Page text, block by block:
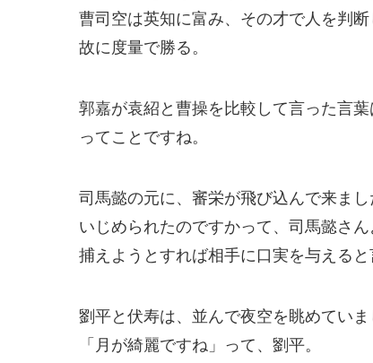
曹司空は英知に富み、その才で人を判断
故に度量で勝る。
郭嘉が袁紹と曹操を比較して言った言
ってことですね。
司馬懿の元に、審栄が飛び込んで来まし
いじめられたのですかって、司馬懿さん
捕えようとすれば相手に口実を与える
劉平と伏寿は、並んで夜空を眺めていま
「月が綺麗ですね」って、劉平。